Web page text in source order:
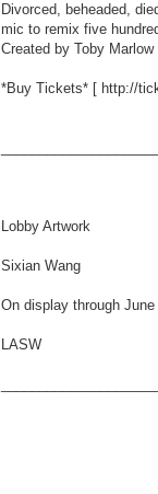
Divorced, beheaded,
mic to remix five
Created by Toby
*Buy Tickets* [ http://
Lobby Artwork
Sixian Wang
On display through June
LASW